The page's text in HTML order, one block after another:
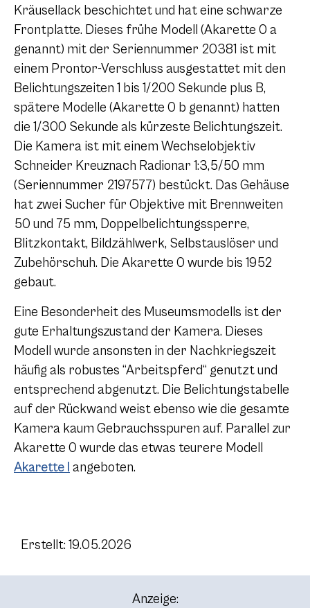
Kräusellack beschichtet und hat eine schwarze
Frontplatte. Dieses frühe Modell (Akarette 0 a
genannt) mit der Seriennummer 20381 ist mit
einem Prontor-Verschluss ausgestattet mit den
Belichtungszeiten 1 bis 1/200 Sekunde plus B,
spätere Modelle (Akarette 0 b genannt) hatten
die 1/300 Sekunde als kürzeste Belichtungszeit.
Die Kamera ist mit einem Wechselobjektiv
Schneider Kreuznach Radionar 1:3,5/50 mm
(Seriennummer 2197577) bestückt. Das Gehäuse
hat zwei Sucher für Objektive mit Brennweiten
50 und 75 mm, Doppelbelichtungssperre,
Blitzkontakt, Bildzählwerk, Selbstauslöser und
Zubehörschuh. Die Akarette 0 wurde bis 1952
gebaut.
Eine Besonderheit des Museumsmodells ist der
gute Erhaltungszustand der Kamera. Dieses
Modell wurde ansonsten in der Nachkriegszeit
häufig als robustes “Arbeitspferd“ genutzt und
entsprechend abgenutzt. Die Belichtungstabelle
auf der Rückwand weist ebenso wie die gesamte
Kamera kaum Gebrauchsspuren auf. Parallel zur
Akarette 0 wurde das etwas teurere Modell
Akarette I angeboten.
Erstellt: 19.05.2026
Anzeige: